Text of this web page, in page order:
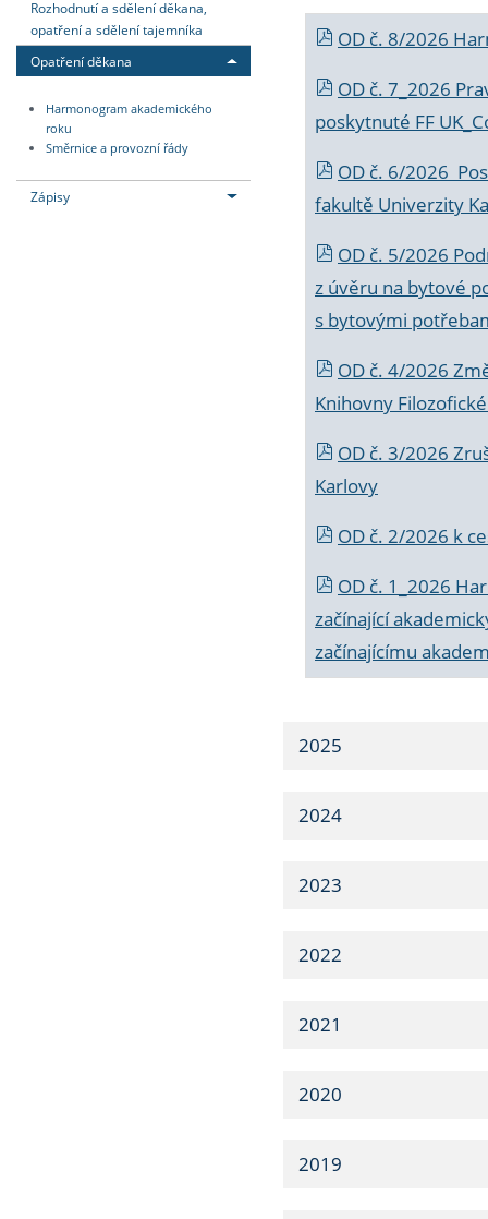
Rozhodnutí a sdělení děkana,
opatření a sdělení tajemníka
Opatření děkana
Harmonogram akademického
roku
Směrnice a provozní řády
Zápisy
OD č. 8/2026
OD č. 7_2026
poskytnuté FF
OD č. 6/2026
fakultě Univerzity
OD č. 5/2026
z úvěru na bytové
s bytovými
OD č. 4/2026
Knihovny
OD č. 3/2026
Karlovy
OD č. 2/2026 k
OD č. 1_2026
začínající
začínajícímu
2025
2024
2023
2022
2021
2020
2019